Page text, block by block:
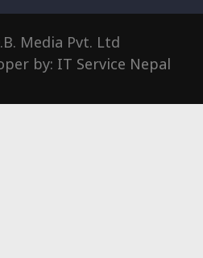
Media Pvt. Ltd
by: IT Service Nepal